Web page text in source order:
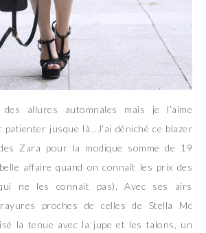
allures automnales mais je l’aime
jusque là…J’ai déniché ce blazer
Zara pour la modique somme de 19
affaire quand on connaît les prix des
ne les connait pas). Avec ses airs
proches de celles de Stella Mc
la tenue avec la jupe et les talons, un